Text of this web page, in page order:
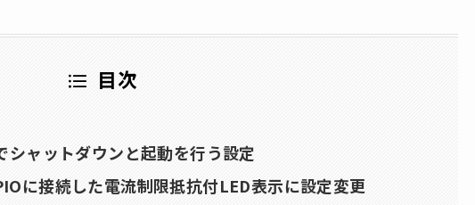
目次
シャットダウンと起動を行う設定
に接続した電流制限抵抗付LED表示に設定変更